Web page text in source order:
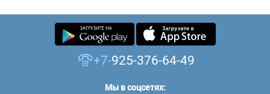
+7-925-376-64-49
Мы в соцсетях: